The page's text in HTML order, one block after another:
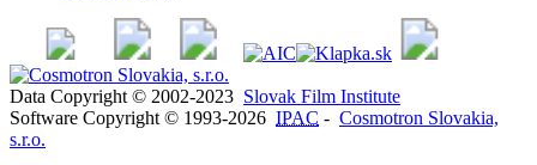
Data Copyright © 2002-2023 Slovak Film Institute
Software Copyright © 1993-2026 IPAC - Cosmotron Slovakia,
s.r.o.